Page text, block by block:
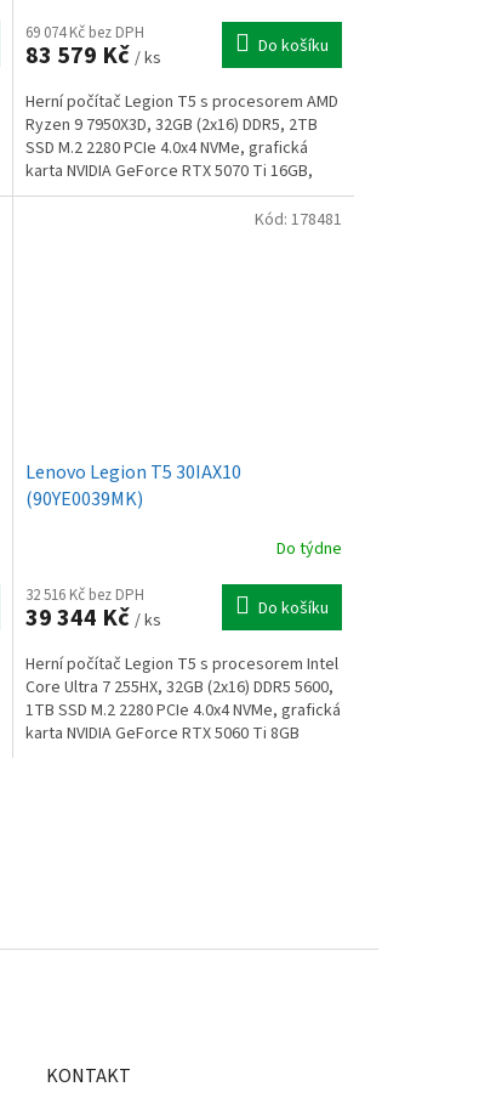
69 074 Kč bez DPH
83 579 Kč / ks Do košíku
Herní počítač Legion T5 s procesorem AMD
Ryzen 9 7950X3D, 32GB (2x16) DDR5, 2TB
SSD M.2 2280 PCIe 4.0x4 NVMe, grafická
karta NVIDIA GeForce RTX 5070 Ti 16GB,
850W zdroj, Wi-Fi...
Lenovo Legion T5 30IAX10
(90YE0039MK)
Do týdne
32 516 Kč bez DPH
39 344 Kč / ks Do košíku
Herní počítač Legion T5 s procesorem Intel
Core Ultra 7 255HX, 32GB (2x16) DDR5 5600,
1TB SSD M.2 2280 PCIe 4.0x4 NVMe, grafická
karta NVIDIA GeForce RTX 5060 Ti 8GB
Kód: 178481
KONTAKT